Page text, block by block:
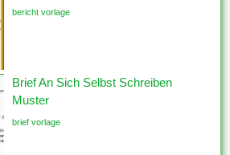
bericht vorlage
Brief An Sich Selbst Schreiben
Muster
brief vorlage